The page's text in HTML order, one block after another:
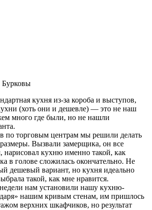
кухня из-за короба и выступов,
(хоть они и дешевле) — это не наш
много где были, но не нашли
по торговым центрам мы решили делать
Вызвали замерщика, он все
нарисовал кухню именно такой, как
в голове сложилась окончательно. Не
дешевый вариант, но кухня идеально
такой, как мне нравится.
нам установили нашу кухню-
нашим кривым стенам, им пришлось
верхних шкафчиков, но результат